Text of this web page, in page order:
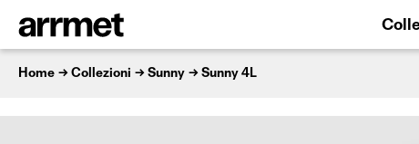
Home Collezioni Sunny Sunny 4L